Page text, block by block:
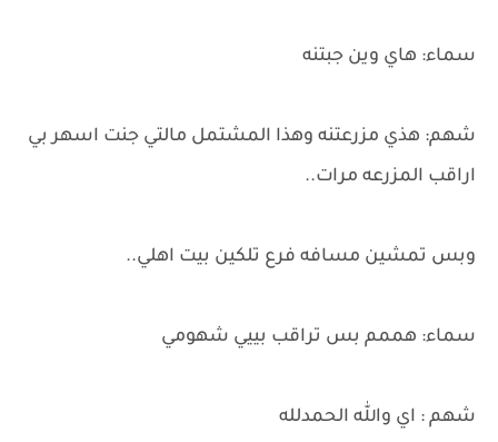
سماء: هاي وين جبتنه
شهم: هذي مزرعتنه وهذا المشتمل مالتي جنت اسهر بي
اراقب المزرعه مرات..
وبس تمشين مسافه فرع تلكين بيت اهلي..
سماء: هممم بس تراقب بييي شهومي
شهم : اي والله الحمدلله